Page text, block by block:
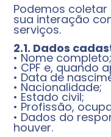
Podemos
sua interação
serviços.
2.1. Dados
• Nome completo;
• CPF e, quando
• Data de
• Nacionalidade;
• Estado civil;
• Profissão,
• Dados do
houver.